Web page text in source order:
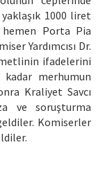
1000 liret
Porta Pia
Yardımcısı Dr.
ifadelerini
merhumun
Kraliyet Savcı
ve soruşturma
Komiserler